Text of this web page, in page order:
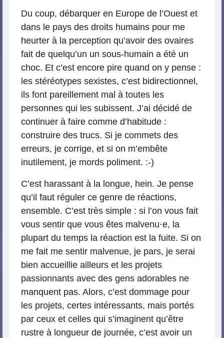
Du coup, débarquer en Europe de l’Ouest et
dans le pays des droits humains pour me
heurter à la perception qu’avoir des ovaires
fait de quelqu’un un sous-humain a été un
choc. Et c’est encore pire quand on y pense :
les stéréotypes sexistes, c’est bidirectionnel,
ils font pareillement mal à toutes les
personnes qui les subissent. J’ai décidé de
continuer à faire comme d’habitude :
construire des trucs. Si je commets des
erreurs, je corrige, et si on m’embête
inutilement, je mords poliment. :-)
C’est harassant à la longue, hein. Je pense
qu’il faut réguler ce genre de réactions,
ensemble. C’est très simple : si l’on vous fait
vous sentir que vous êtes malvenu⋅e, la
plupart du temps la réaction est la fuite. Si on
me fait me sentir malvenue, je pars, je serai
bien accueillie ailleurs et les projets
passionnants avec des gens adorables ne
manquent pas. Alors, c’est dommage pour
les projets, certes intéressants, mais portés
par ceux et celles qui s’imaginent qu’être
rustre à longueur de journée, c’est avoir un